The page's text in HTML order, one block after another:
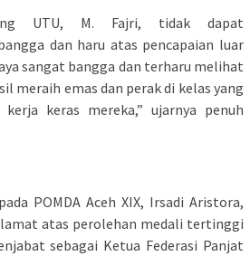
UTU, M. Fajri, tidak dapat
dan haru atas pencapaian luar
sangat bangga dan terharu melihat
meraih emas dan perak di kelas yang
keras mereka,” ujarnya penuh
POMDA Aceh XIX, Irsadi Aristora,
atas perolehan medali tertinggi
sebagai Ketua Federasi Panjat